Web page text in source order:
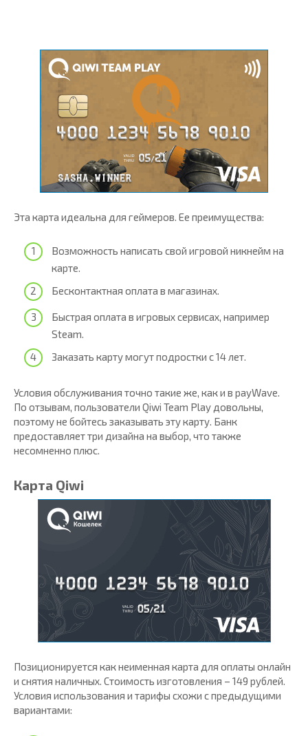
Эта карта идеальна для геймеров. Ее преимущества:
Возможность написать свой игровой никнейм на
карте.
Бесконтактная оплата в магазинах.
Быстрая оплата в игровых сервисах, например
Steam.
Заказать карту могут подростки с 14 лет.
Условия обслуживания точно такие же, как и в payWave.
По отзывам, пользователи Qiwi Team Play довольны,
поэтому не бойтесь заказывать эту карту. Банк
предоставляет три дизайна на выбор, что также
несомненно плюс.
Карта Qiwi
Позиционируется как неименная карта для оплаты онлайн
и снятия наличных. Стоимость изготовления – 149 рублей.
Условия использования и тарифы схожи с предыдущими
вариантами: